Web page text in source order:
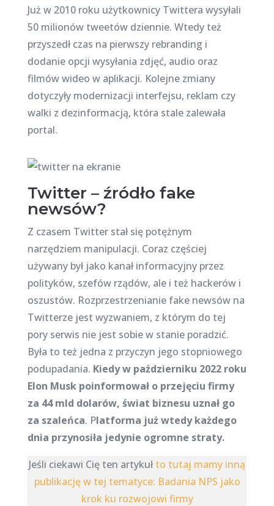
Już w 2010 roku użytkownicy Twittera wysyłali
50 milionów tweetów dziennie. Wtedy też
przyszedł czas na pierwszy rebranding i
dodanie opcji wysyłania zdjęć, audio oraz
filmów wideo w aplikacji. Kolejne zmiany
dotyczyły modernizacji interfejsu, reklam czy
walki z dezinformacją, która stale zalewała
portal.
Twitter – źródło fake
newsów?
Z czasem Twitter stał się potężnym
narzędziem manipulacji. Coraz częściej
używany był jako kanał informacyjny przez
polityków, szefów rządów, ale i też hackerów i
oszustów. Rozprzestrzenianie fake newsów na
Twitterze jest wyzwaniem, z którym do tej
pory serwis nie jest sobie w stanie poradzić.
Była to też jedna z przyczyn jego stopniowego
podupadania. Kiedy w październiku 2022 roku
Elon Musk poinformował o przejęciu firmy
za 44 mld dolarów, świat biznesu uznał go
za szaleńca. Platforma już wtedy każdego
dnia przynosiła jedynie ogromne straty.
Jeśli ciekawi Cię ten artykułto tutaj mamy inną
publikację w tej tematyce: Badania NPS jako
krok ku rozwojowi firmy